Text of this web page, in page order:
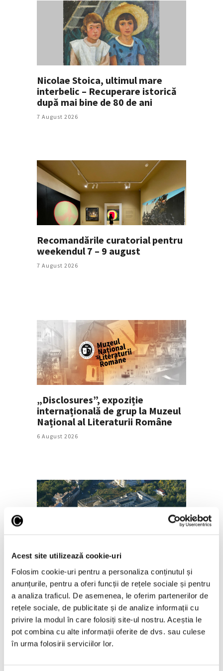
Acest site utilizează cookie-uri
Folosim cookie-uri pentru a personaliza conținutul și
anunțurile, pentru a oferi funcții de rețele sociale și pentru
a analiza traficul. De asemenea, le oferim partenerilor de
rețele sociale, de publicitate și de analize informații cu
privire la modul în care folosiți site-ul nostru. Aceștia le
pot combina cu alte informații oferite de dvs. sau culese
în urma folosirii serviciilor lor.
Nicolae Stoica, ultimul mare
interbelic – Recuperare istorică
după mai bine de 80 de ani
7 August 2026
Recomandările curatorial pentru
weekendul 7 – 9 august
7 August 2026
„Disclosures”, expoziție
internațională de grup la Muzeul
Național al Literaturii Române
6 August 2026
Salonul Soleil de l’Est, în galeriile
de artă ale Academiei Române
6 August 2026